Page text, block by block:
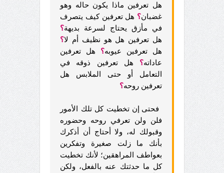
هل تعرفين ماذا يكون حاله وهو
غضبان؟ هل تعرفين كيف يتصرف
في مأزق يحتاج لسرعة بديهة؟
هل تعرفين هل هو نظيف أم لا؟
هل تعرفين عيوبه؟
هل تعرفين
عاداته؟
هل تعرفين ذوقه في
التعامل أو حتى الملابس هل
تعرفين روحه؟
فحتى إن تخطيت كل تلك الأمور
فلن ولن تعرفي روحه وحضوره
وقبولك له، ولا أحتاج أن أذكرك
بأنك ما زلت صغيرة وتفكرين
بعواطف المراهقين؛ لأنك تخطيت
كل ما حدثتك عنه بالفعل، ولكن